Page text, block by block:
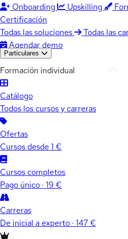
Onboarding
Upskilling
Certificación
Todas las soluciones
Todas las
Agendar demo
Particulares
Formación individual
Catálogo
Todos los cursos y carreras
Ofertas
Cursos desde 1 €
Cursos completos
Pago único · 19 €
Carreras
De inicial a experto · 147 €